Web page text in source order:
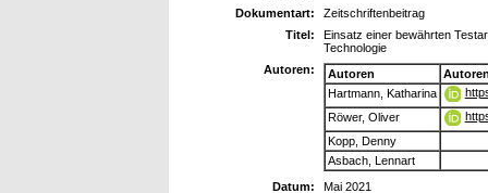
Dokumentart:
Zeitschriftenbeitrag
Titel:
Einsatz einer bewährten
Technologie
Autoren:
Autoren
Hartmann, Katharina
Röwer, Oliver
Kopp, Denny
Asbach, Lennart
Datum:
Mai 2021